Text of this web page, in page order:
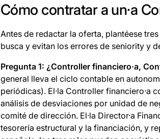
Cómo contratar a un·a
Antes de redactar la oferta, plantéese
busca y evitan los errores de seniority y
Pregunta 1: ¿Controller financiero·a,
general lleva el ciclo contable en
periódicas). El·la Controller financiero·a
análisis de desviaciones por unidad de
comité de dirección. El·la Director·a
tesorería estructural y la financiación, y